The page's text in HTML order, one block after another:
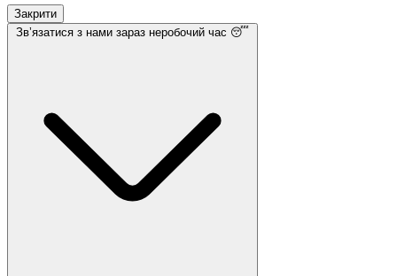
Закрити
Звʼязатися з нами зараз неробочий час 😴